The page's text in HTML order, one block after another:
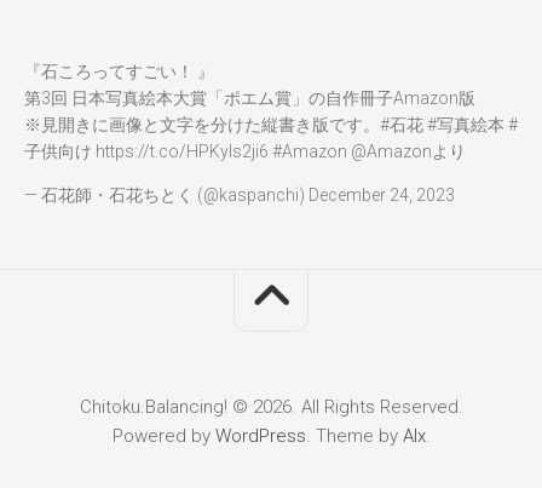
『石ころってすごい！ 』
第3回 日本写真絵本大賞「ポエム賞」の自作冊子Amazon版
※見開きに画像と文字を分けた縦書き版です。 #石花#写真絵本 #
子供向け https://t.co/HPKyIs2ji6 #Amazon @Amazonより
— 石花師・石花ちとく (@kaspanchi) December 24, 2023
Chitoku.Balancing! © 2026. All Rights Reserved.
Powered by WordPress. Theme by Alx.